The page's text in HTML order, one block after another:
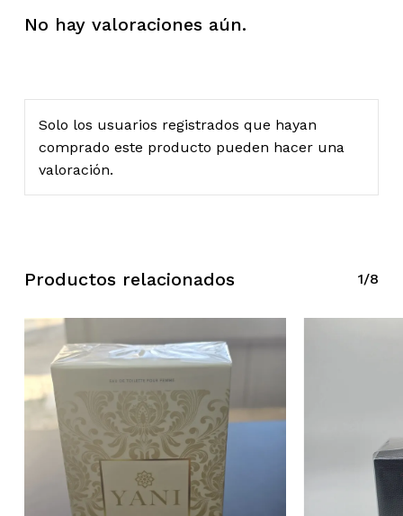
No hay valoraciones aún.
Solo los usuarios registrados que hayan
comprado este producto pueden hacer una
valoración.
Productos relacionados 1/8